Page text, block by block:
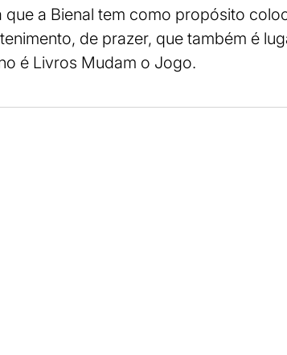
que a Bienal tem como propósito
de prazer, que também é
é Livros Mudam o Jogo.